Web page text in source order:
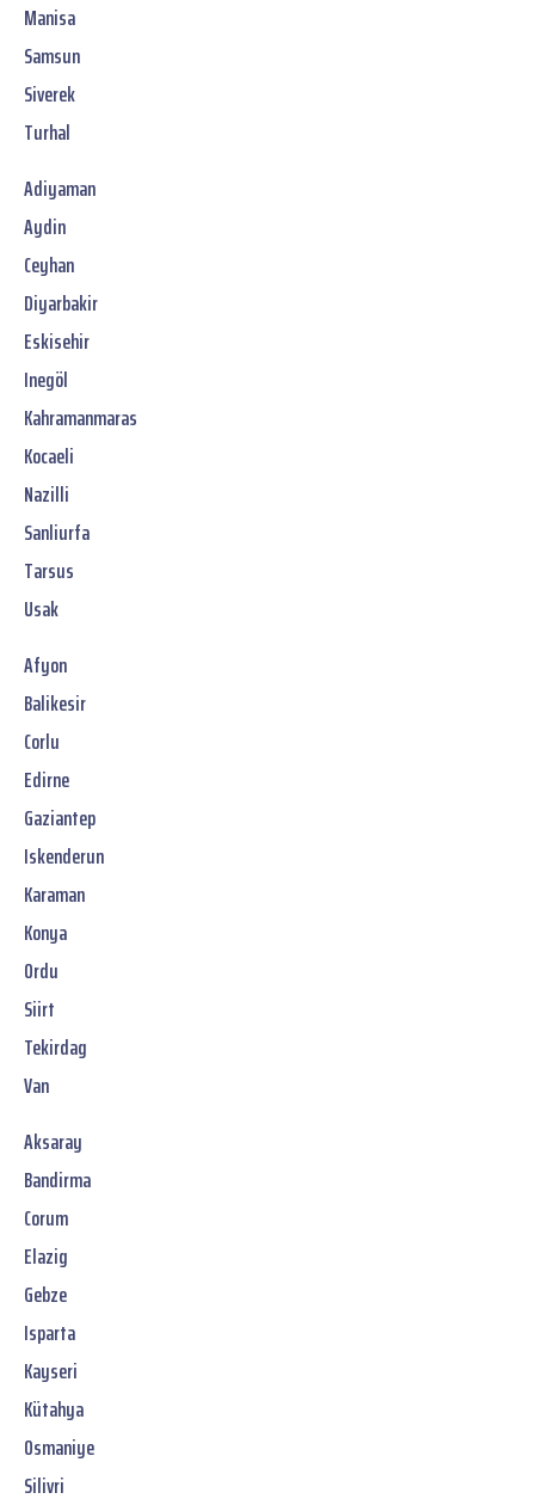
Manisa
Samsun
Siverek
Turhal
Adiyaman
Aydin
Ceyhan
Diyarbakir
Eskisehir
Inegöl
Kahramanmaras
Kocaeli
Nazilli
Sanliurfa
Tarsus
Usak
Afyon
Balikesir
Corlu
Edirne
Gaziantep
Iskenderun
Karaman
Konya
Ordu
Siirt
Tekirdag
Van
Aksaray
Bandirma
Corum
Elazig
Gebze
Isparta
Kayseri
Kütahya
Osmaniye
Silivri